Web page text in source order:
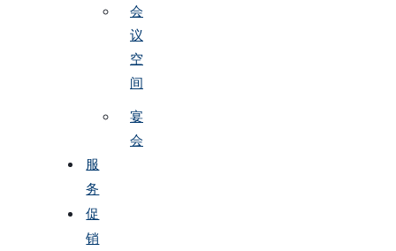
会
议
空
间
宴
会
服
务
促
销